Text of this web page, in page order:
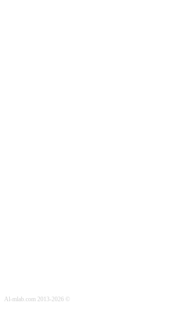
© Al-mlab.com 2013-2026